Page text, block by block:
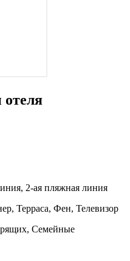
отеля
2-ая пляжная линия
Терраса, Фен, Телевизор
Семейные